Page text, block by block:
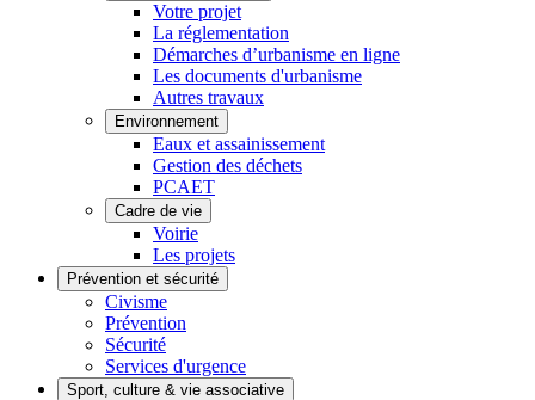
Votre projet
La réglementation
Démarches d’urbanisme en ligne
Les documents d'urbanisme
Autres travaux
Environnement
Eaux et assainissement
Gestion des déchets
PCAET
Cadre de vie
Voirie
Les projets
Prévention et sécurité
Civisme
Prévention
Sécurité
Services d'urgence
Sport, culture & vie associative